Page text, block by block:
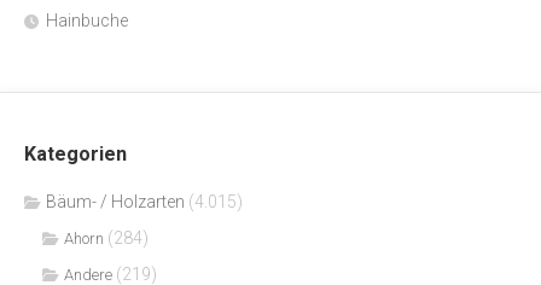
Hainbuche
Kategorien
Bäum- / Holzarten (4.015)
Ahorn (284)
Andere (219)